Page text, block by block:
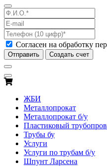
Согласен на обработку
Отправить Создать счет
ЖБИ
Металлопрокат
Металлопрокат б/у
Пластиковый
Трубы бу
Услуги
Услуги по трубам б/у
Шпунт Ларсена